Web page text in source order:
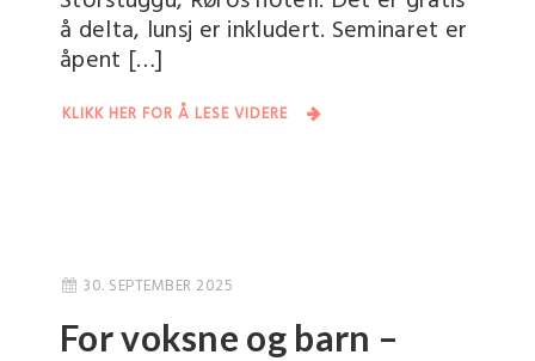
å delta, lunsj er inkludert. Seminaret er
åpent […]
KLIKK HER FOR Å LESE VIDERE
30. SEPTEMBER 2025
For voksne og barn –